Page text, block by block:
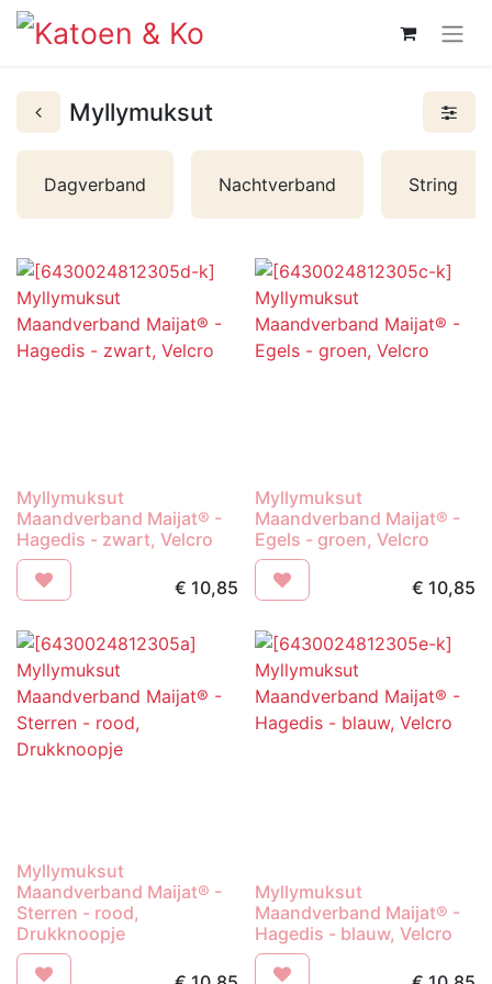
Myllymuksut
Dagverband Nachtverband String
Myllymuksut
Maandverband Maijat® -
Hagedis - zwart, Velcro
€ 10,85
Myllymuksut
Maandverband Maijat® -
Egels - groen, Velcro
€ 10,85
Myllymuksut
Maandverband Maijat® -
Sterren - rood,
Drukknoopje
Myllymuksut
Maandverband Maijat® -
Hagedis - blauw, Velcro